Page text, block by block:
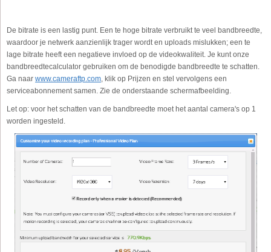
De bitrate is een lastig punt. Een te hoge bitrate verbruikt te veel bandbreedte,
waardoor je netwerk aanzienlijk trager wordt en uploads mislukken; een te
lage bitrate heeft een negatieve invloed op de videokwaliteit. Je kunt onze
bandbreedtecalculator gebruiken om de benodigde bandbreedte te schatten.
Ga naar www.cameraftp.com, klik op Prijzen en stel vervolgens een
serviceabonnement samen. Zie de onderstaande schermafbeelding.
Let op: voor het schatten van de bandbreedte moet het aantal camera's op 1
worden ingesteld.